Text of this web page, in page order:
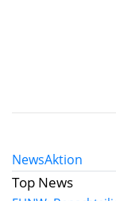
NewsAktion
Top News